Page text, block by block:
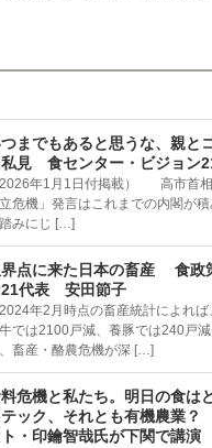
までもあると思うな、親
見 食センター・ビジョン
2026年1月1日付掲載） 高市首
危機」発言はこれまでの内閣が
みにじ […]
界点に来た日本の畜産 食政
21代表 安田節子
年2月時点の畜産統計によれば
では2100戸減、養豚では240戸
畜産・酪農危機が深 […]
危機と私たち。明日の食
テック、それとも有機農業
・印鑰智哉氏が下関で講演